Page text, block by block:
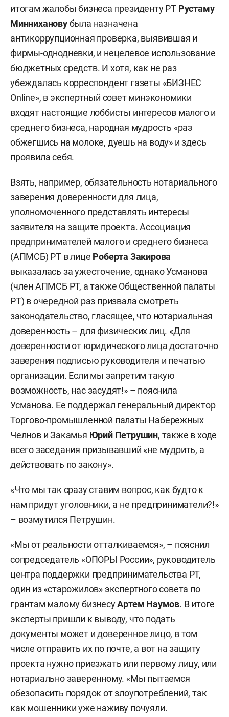
итогам жалобы бизнеса президенту РТ Рустаму
Миннихановубыла назначена
антикоррупционная проверка, выявившая и
фирмы-однодневки, и нецелевое использование
бюджетных средств. И хотя, как не раз
убеждалась корреспондент газеты «БИЗНЕС
Online», в экспертный совет минэкономики
входят настоящие лоббисты интересов малого и
среднего бизнеса, народная мудрость «раз
обжегшись на молоке, дуешь на воду» и здесь
проявила себя.
Взять, например, обязательность нотариального
заверения доверенности для лица,
уполномоченного представлять интересы
заявителя на защите проекта. Ассоциация
предпринимателей малого и среднего бизнеса
(АПМСБ) РТ в лице Роберта Закирова
выказалась за ужесточение, однако Усманова
(член АПМСБ РТ, а также Общественной палаты
РТ) в очередной раз призвала смотреть
законодательство, гласящее, что нотариальная
доверенность – для физических лиц. «Для
доверенности от юридического лица достаточно
заверения подписью руководителя и печатью
организации. Если мы запретим такую
возможность, нас засудят!» – пояснила
Усманова. Ее поддержал генеральный директор
Торгово-промышленной палаты Набережных
Челнов и Закамья Юрий Петрушин, также в ходе
всего заседания призывавший «не мудрить, а
действовать по закону».
«Что мы так сразу ставим вопрос, как будто к
нам придут уголовники, а не предприниматели?!»
– возмутился Петрушин.
«Мы от реальности отталкиваемся», – пояснил
сопредседатель «ОПОРЫ России», руководитель
центра поддержки предпринимательства РТ,
один из «старожилов» экспертного совета по
грантам малому бизнесуАртем Наумов. В итоге
эксперты пришли к выводу, что подать
документы может и доверенное лицо, в том
числе отправить их по почте, а вот на защиту
проекта нужно приезжать или первому лицу, или
нотариально заверенному. «Мы пытаемся
обезопасить порядок от злоупотреблений, так
как мошенники уже наживу почуяли.